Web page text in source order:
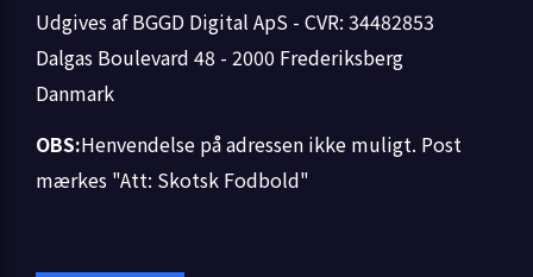
Udgives af BGGD Digital ApS - CVR: 34482853
Dalgas Boulevard 48 - 2000 Frederiksberg
Danmark
OBS:Henvendelse på adressen ikke muligt. Post
mærkes "Att: Skotsk Fodbold"